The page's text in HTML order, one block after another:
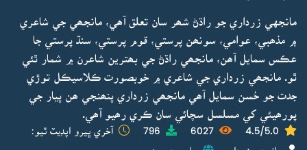
مانجهي زرداري جو راڌڻ شھر سان تعلق آھي، مانجھي جي شاعري
۾ مذھبي، عوامي، سونھن پرستي، قوم پرستي، سنڌ پرستي جا
عڪس سمايل آھن، مانجھي راڌڻ جي بھترين شاعرن ۾ شمار ٿئي
ٿو. مانجھي زرداري جي شاعري ۾ خوبصورت ڪلاسيڪل توڙي
جدت جو حُسن سمايل آھي مانجھي زرداري پنھنجي ھن پيار جي
پورھيئي کي مسلسل سچائي سان ڪري رھيو آھي.
4.5/5.0
6027
796 آخري ڀيرو اپڊيٽ ٿيو:
مانجھي زرداري ڇاپو پھريون